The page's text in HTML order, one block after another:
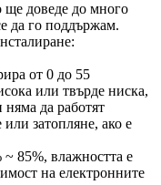
ще доведе до много
да го поддържам.
от 0 до 55
или твърде ниска,
да работят
затопляне, ако е
~ 85%, влажността е
на електронните